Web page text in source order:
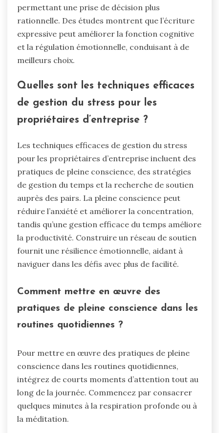
permettant une prise de décision plus
rationnelle. Des études montrent que l’écriture
expressive peut améliorer la fonction cognitive
et la régulation émotionnelle, conduisant à de
meilleurs choix.
Quelles sont les techniques efficaces
de gestion du stress pour les
propriétaires d’entreprise ?
Les techniques efficaces de gestion du stress
pour les propriétaires d’entreprise incluent des
pratiques de pleine conscience, des stratégies
de gestion du temps et la recherche de soutien
auprès des pairs. La pleine conscience peut
réduire l’anxiété et améliorer la concentration,
tandis qu’une gestion efficace du temps améliore
la productivité. Construire un réseau de soutien
fournit une résilience émotionnelle, aidant à
naviguer dans les défis avec plus de facilité.
Comment mettre en œuvre des
pratiques de pleine conscience dans les
routines quotidiennes ?
Pour mettre en œuvre des pratiques de pleine
conscience dans les routines quotidiennes,
intégrez de courts moments d’attention tout au
long de la journée. Commencez par consacrer
quelques minutes à la respiration profonde ou à
la méditation.